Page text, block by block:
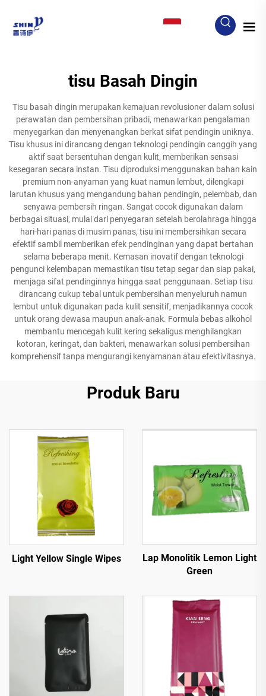
tisu Basah Dingin
Tisu basah dingin merupakan kemajuan revolusioner dalam solusi
perawatan dan pembersihan pribadi, menawarkan pengalaman
menyegarkan dan menyenangkan berkat sifat pendingin uniknya.
Tisu khusus ini dirancang dengan teknologi pendingin canggih yang
aktif saat bersentuhan dengan kulit, memberikan sensasi
kesegaran secara instan. Tisu diproduksi menggunakan bahan kain
premium non-anyaman yang kuat namun lembut, dilengkapi
larutan khusus yang mengandung bahan pendingin, pelembab, dan
senyawa pembersih ringan. Sangat cocok digunakan dalam
berbagai situasi, mulai dari penyegaran setelah berolahraga hingga
hari-hari panas di musim panas, tisu ini membersihkan secara
efektif sambil memberikan efek pendinginan yang dapat bertahan
selama beberapa menit. Kemasan inovatif dengan teknologi
pengunci kelembapan memastikan tisu tetap segar dan siap pakai,
menjaga sifat pendinginnya hingga saat penggunaan. Setiap tisu
dirancang cukup tebal untuk pembersihan menyeluruh namun
lembut untuk digunakan pada kulit sensitif, menjadikannya cocok
untuk orang dewasa maupun anak-anak. Formula bebas alkohol
membantu mencegah kulit kering sekaligus menghilangkan
kotoran, keringat, dan bakteri, menawarkan solusi pembersihan
komprehensif tanpa mengurangi kenyamanan atau efektivitasnya.
Produk Baru
Light Yellow Single Wipes
Lap Monolitik Lemon Light
Green